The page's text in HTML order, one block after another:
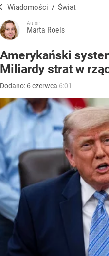
Wiadomości / Świat
Autor:
Marta Roels
Amerykański
Miliardy strat w
Dodano: 6czerwca 6:01